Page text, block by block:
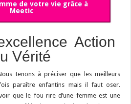
de votre vie grâce à
Meetic
Action
Vérité
tenons à préciser que les meilleurs
paraître enfantins mais il faut oser.
que le fou rire d’une femme est une